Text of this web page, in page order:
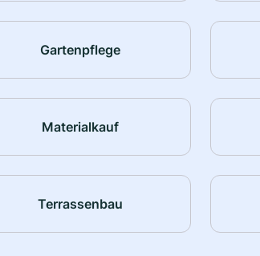
Gartenpflege
Materialkauf
Terrassenbau